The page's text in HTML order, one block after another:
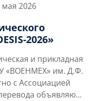
мая 2026
2026»
и прикладная
«ВОЕНМЕХ» им. Д.Ф.
с Ассоциацией
объявляют